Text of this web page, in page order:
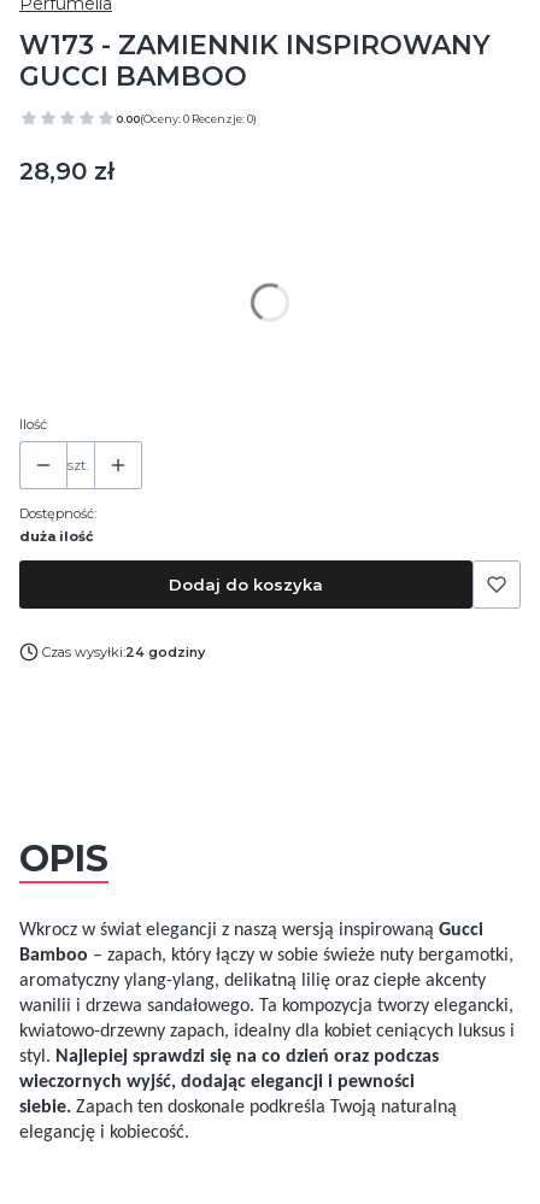
W173 - ZAMIENNIK INSPIROWANY
GUCCI BAMBOO
0.00(Oceny: 0 Recenzje: 0)
Cena
28,90 zł
Ilość
szt.
Dostępność:
duża ilość
Dodaj do koszyka
Czas wysyłki:24 godziny
OPIS
Wkrocz w świat elegancji z naszą wersją inspirowaną Gucci
Bamboo – zapach, który łączy w sobie świeże nuty bergamotki,
aromatyczny ylang-ylang, delikatną lilię oraz ciepłe akcenty
wanilii i drzewa sandałowego. Ta kompozycja tworzy elegancki,
kwiatowo-drzewny zapach, idealny dla kobiet ceniących luksus i
styl. Najlepiej sprawdzi się na co dzień oraz podczas
wieczornych wyjść, dodając elegancji i pewności
siebie. Zapach ten doskonale podkreśla Twoją naturalną
elegancję i kobiecość.